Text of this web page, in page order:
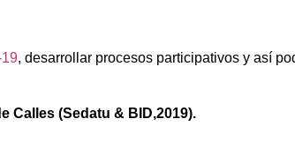
, desarrollar procesos participativos y así
Calles (Sedatu & BID,2019).